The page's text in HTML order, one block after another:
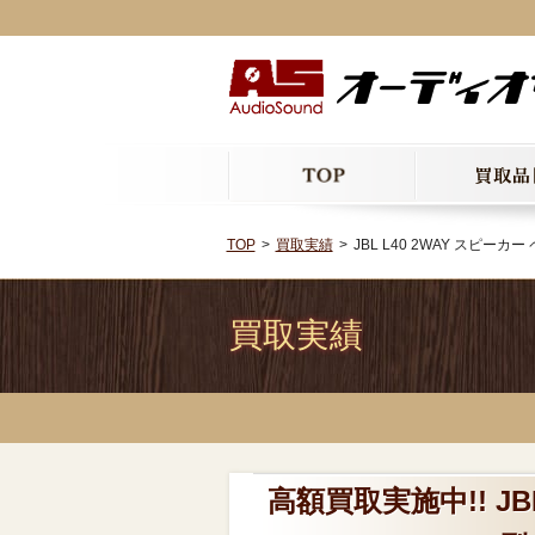
TOP 買取実績 JBL L40 2WAY スピーカー
買取実績
高額買取実施中!!